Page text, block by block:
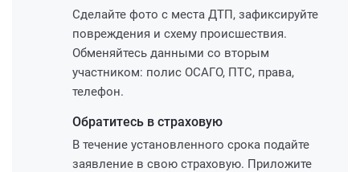
Сделайте фото с места ДТП, зафиксируйте
повреждения и схему происшествия.
Обменяйтесь данными со вторым
участником: полис ОСАГО, ПТС, права,
телефон.
Обратитесь в страховую
В течение установленного срока подайте
заявление в свою страховую. Приложите